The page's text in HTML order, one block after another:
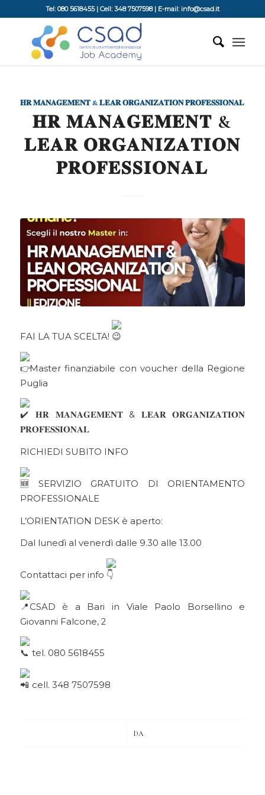
Tel: 080 5618455 | Cell: 348 7507598 | E-mail: info@csad.it
𝐇𝐑 𝐌𝐀𝐍𝐀𝐆𝐄𝐌𝐄𝐍𝐓 & 𝐋𝐄𝐀𝐑 𝐎𝐑𝐆𝐀𝐍𝐈𝐙𝐀𝐓𝐈𝐎𝐍 𝐏𝐑𝐎𝐅𝐄𝐒𝐒𝐈𝐎𝐍𝐀𝐋
𝐇𝐑 𝐌𝐀𝐍𝐀𝐆𝐄𝐌𝐄𝐍𝐓 &
𝐋𝐄𝐀𝐑 𝐎𝐑𝐆𝐀𝐍𝐈𝐙𝐀𝐓𝐈𝐎𝐍
𝐏𝐑𝐎𝐅𝐄𝐒𝐒𝐈𝐎𝐍𝐀𝐋
FAI LA TUA SCELTA!
Master finanziabile con voucher della Regione
Puglia
𝐇𝐑 𝐌𝐀𝐍𝐀𝐆𝐄𝐌𝐄𝐍𝐓 & 𝐋𝐄𝐀𝐑 𝐎𝐑𝐆𝐀𝐍𝐈𝐙𝐀𝐓𝐈𝐎𝐍
𝐏𝐑𝐎𝐅𝐄𝐒𝐒𝐈𝐎𝐍𝐀𝐋
RICHIEDI SUBITO INFO
SERVIZIO GRATUITO DI ORIENTAMENTO
PROFESSIONALE
L’ORIENTATION DESK è aperto:
Dal lunedì al venerdì dalle 9.30 alle 13.00
Contattaci per info
CSAD è a Bari in Viale Paolo Borsellino e
Giovanni Falcone, 2
tel. 080 5618455
cell. 348 7507598
DA